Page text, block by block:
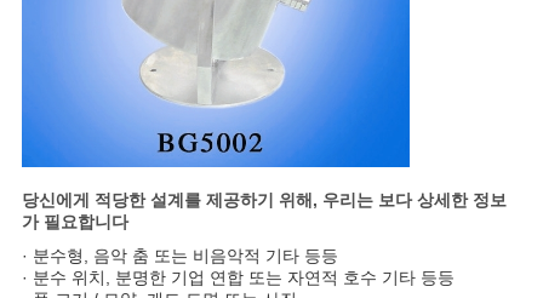
당신에게 적당한 설계를 제공하기 위해, 우리는 보다 상세한 정보
가 필요합니다
· 분수형, 음악 춤 또는 비음악적 기타 등등
· 분수 위치, 분명한 기업 연합 또는 자연적 호수 기타 등등